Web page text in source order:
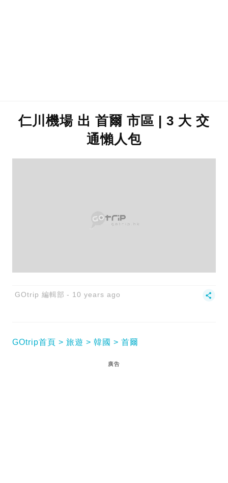
仁川機場 出 首爾 市區 | 3 大 交
通懶人包
GOtrip 編輯部 10 years ago
GOtrip首頁 旅遊 韓國 首爾
廣告